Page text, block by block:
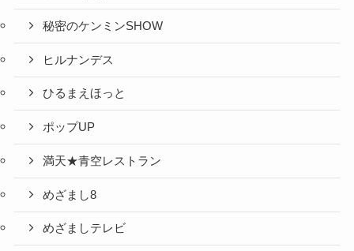
秘密のケンミンSHOW
ヒルナンデス
ひるまえほっと
ポップUP
満天★青空レストラン
めざまし8
めざましテレビ